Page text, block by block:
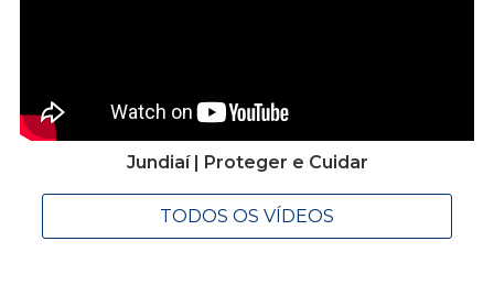
Jundiaí | Proteger e Cuidar
TODOS OS VÍDEOS